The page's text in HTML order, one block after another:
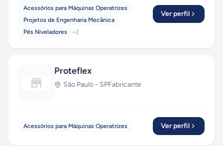
Acessórios para Máquinas Operatrizes
Projetos de Engenharia Mecânica
Pés Niveladores
+2
Ver perfil
Proteflex
São Paulo - SPFabricante
Acessórios para Máquinas Operatrizes Ver perfil